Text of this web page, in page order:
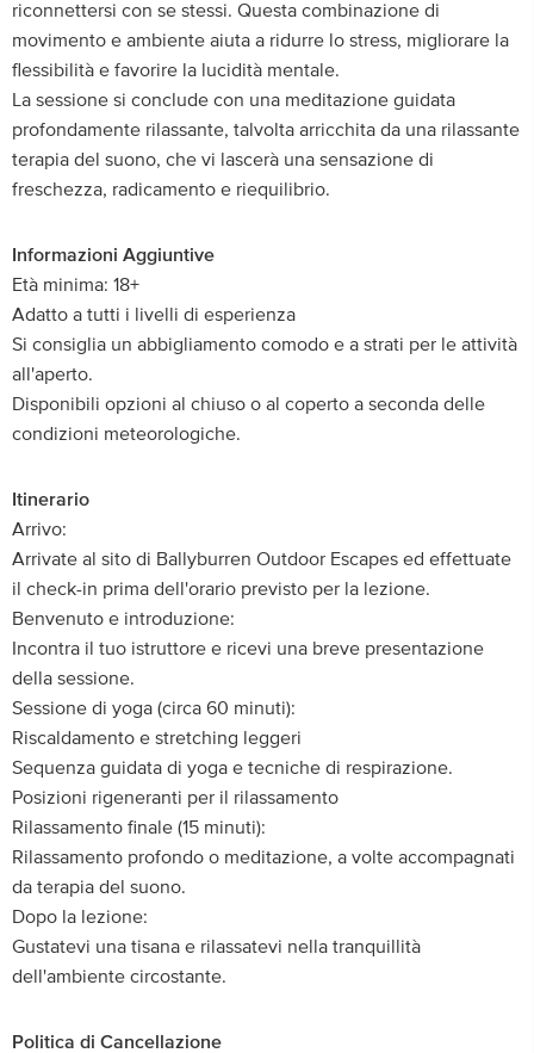
riconnettersi con se stessi. Questa combinazione di
movimento e ambiente aiuta a ridurre lo stress, migliorare la
flessibilità e favorire la lucidità mentale.
La sessione si conclude con una meditazione guidata
profondamente rilassante, talvolta arricchita da una rilassante
terapia del suono, che vi lascerà una sensazione di
freschezza, radicamento e riequilibrio.
Informazioni Aggiuntive
Età minima: 18+
Adatto a tutti i livelli di esperienza
Si consiglia un abbigliamento comodo e a strati per le attività
all'aperto.
Disponibili opzioni al chiuso o al coperto a seconda delle
condizioni meteorologiche.
Itinerario
Arrivo:
Arrivate al sito di Ballyburren Outdoor Escapes ed effettuate
il check-in prima dell'orario previsto per la lezione.
Benvenuto e introduzione:
Incontra il tuo istruttore e ricevi una breve presentazione
della sessione.
Sessione di yoga (circa 60 minuti):
Riscaldamento e stretching leggeri
Sequenza guidata di yoga e tecniche di respirazione.
Posizioni rigeneranti per il rilassamento
Rilassamento finale (15 minuti):
Rilassamento profondo o meditazione, a volte accompagnati
da terapia del suono.
Dopo la lezione:
Gustatevi una tisana e rilassatevi nella tranquillità
dell'ambiente circostante.
Politica di Cancellazione